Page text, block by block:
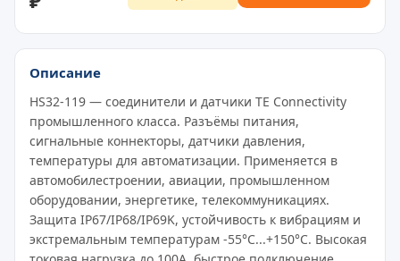
Описание
HS32-119 — соединители и датчики TE Connectivity
промышленного класса. Разъёмы питания,
сигнальные коннекторы, датчики давления,
температуры для автоматизации. Применяется в
автомобилестроении, авиации, промышленном
оборудовании, энергетике, телекоммуникациях.
Защита IP67/IP68/IP69K, устойчивость к вибрациям и
экстремальным температурам -55°C...+150°C. Высокая